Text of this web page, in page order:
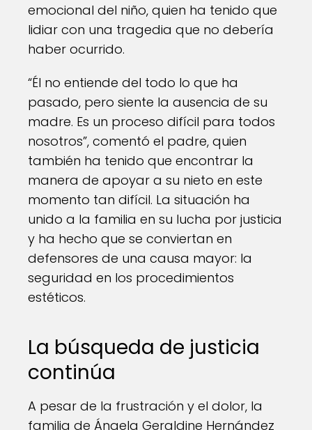
emocional del niño, quien ha tenido que
lidiar con una tragedia que no debería
haber ocurrido.
“Él no entiende del todo lo que ha
pasado, pero siente la ausencia de su
madre. Es un proceso difícil para todos
nosotros”, comentó el padre, quien
también ha tenido que encontrar la
manera de apoyar a su nieto en este
momento tan difícil. La situación ha
unido a la familia en su lucha por justicia
y ha hecho que se conviertan en
defensores de una causa mayor: la
seguridad en los procedimientos
estéticos.
La búsqueda de justicia
continúa
A pesar de la frustración y el dolor, la
familia de Ángela Geraldine Hernández